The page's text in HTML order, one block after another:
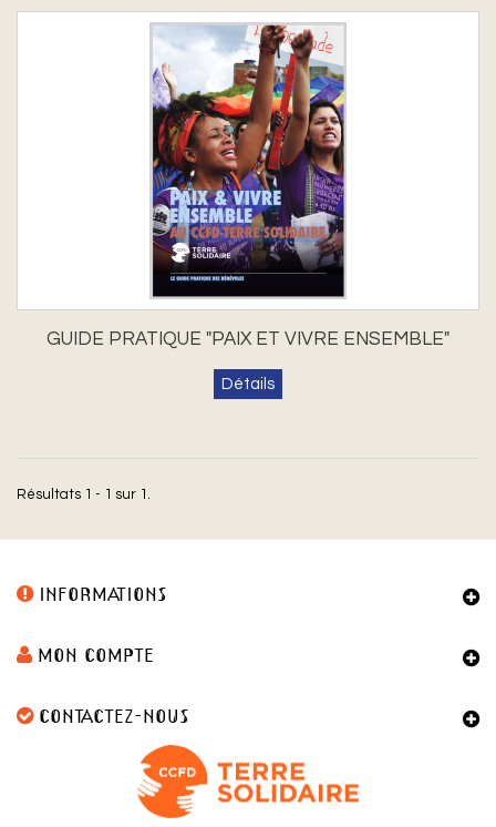
GUIDE PRATIQUE "PAIX ET VIVRE ENSEMBLE"
Détails
Résultats 1 - 1 sur 1.
INFORMATIONS
MON COMPTE
CONTACTEZ-NOUS